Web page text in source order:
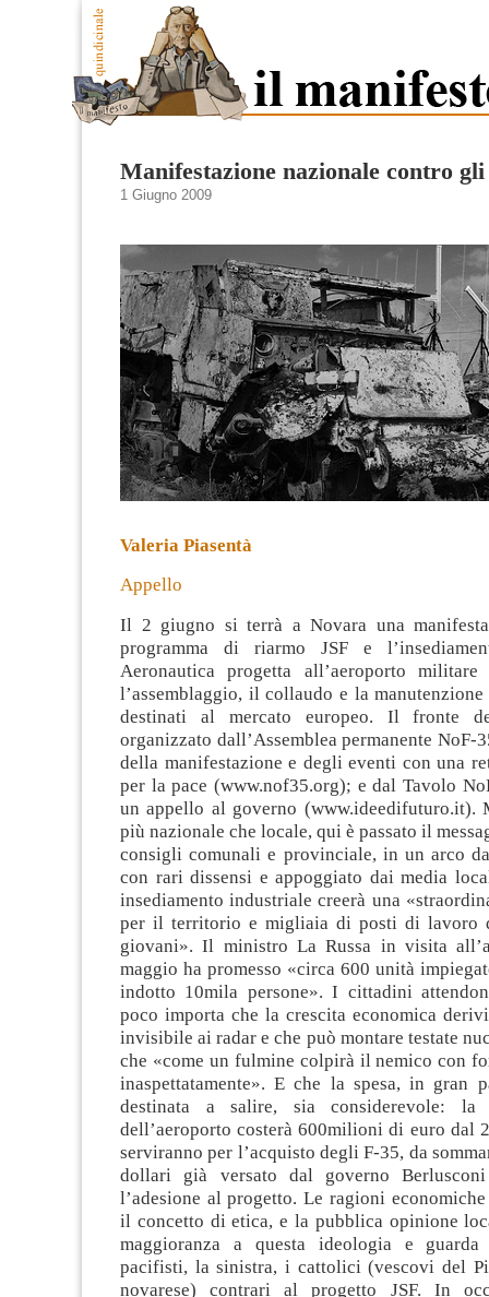
Manifestazione nazionale contro gli
1 Giugno 2009
Valeria Piasentà
Appello
Il 2 giugno si terrà a Novara una
programma di riarmo JSF e
Aeronautica progetta all’aeroporto
l’assemblaggio, il collaudo e la
destinati al mercato europeo. Il fronte
organizzato dall’Assemblea permanente NoF-
della manifestazione e degli eventi con una
per la pace (www.nof35.org); e dal Tavolo
un appello al governo (www.ideedifuturo.it).
più nazionale che locale, qui è passato il
consigli comunali e provinciale, in un arco
con rari dissensi e appoggiato dai media
insediamento industriale creerà una
per il territorio e migliaia di posti di lavoro
giovani». Il ministro La Russa in visita
maggio ha promesso «circa 600 unità
indotto 10mila persone». I cittadini
poco importa che la crescita economica
invisibile ai radar e che può montare testate
che «come un fulmine colpirà il nemico con
inaspettatamente». E che la spesa, in gran
destinata a salire, sia considerevole: la
dell’aeroporto costerà 600milioni di euro dal
serviranno per l’acquisto degli F-35, da
dollari già versato dal governo
l’adesione al progetto. Le ragioni
il concetto di etica, e la pubblica opinione
maggioranza a questa ideologia e
pacifisti, la sinistra, i cattolici (vescovi del
novarese) contrari al progetto JSF. In